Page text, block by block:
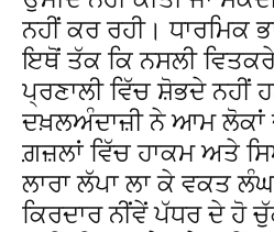
ਨਹੀਂ ਕਰ ਰਹੀ। ਧਾਰਮਿਕ
ਇਥੋਂ ਤੱਕ ਕਿ ਨਸਲੀ
ਪ੍ਰਣਾਲੀ ਵਿੱਚ ਸ਼ੋਭਦੇ ਨਹੀਂ
ਦਖ਼ਲਅੰਦਾਜ਼ੀ ਨੇ ਆਮ ਲੋਕਾਂ
ਗ਼ਜ਼ਲਾਂ ਵਿੱਚ ਹਾਕਮ ਅਤੇ
ਲਾਰਾ ਲੱਪਾ ਲਾ ਕੇ ਵਕਤ
ਕਿਰਦਾਰ ਨੀਂਵੇਂ ਪੱਧਰ ਦੇ ਹੋ